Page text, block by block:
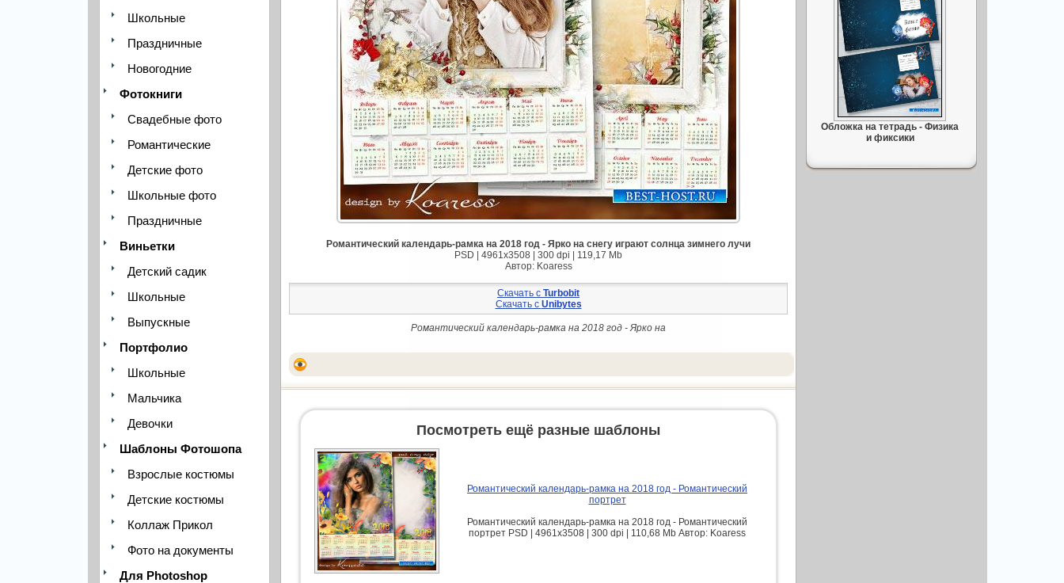
Школьные
Праздничные
Новогодние
Фотокниги
Свадебные фото
Романтические
Детские фото
Школьные фото
Праздничные
Виньетки
Детский садик
Школьные
Выпускные
Портфолио
Школьные
Мальчика
Девочки
Шаблоны Фотошопа
Взрослые костюмы
Детские костюмы
Коллаж Прикол
Фото на документы
Для Photoshop
Романтический календарь-рамка на 2018 год - Ярко на снегу играют солнца зимнего лучи
PSD | 4961x3508 | 300 dpi | 119,17 Mb
Автор: Koaress
Скачать с Turbobit
Скачать с Unibytes
Романтический календарь-рамка на 2018 год - Ярко на
Посмотреть ещё разные шаблоны
Романтический календарь-рамка на 2018 год - Романтический
портрет
Романтический календарь-рамка на 2018 год - Романтический
портрет PSD | 4961x3508 | 300 dpi | 110,68 Mb Автор: Koaress
Обложка на тетрадь - Физика
и фиксики